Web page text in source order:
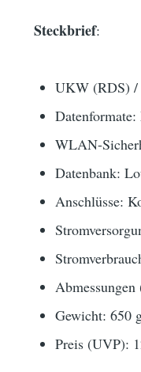
Steckbrief:
UKW (RDS) /
WLAN-
Datenbank:
Anschlüsse:
Gewicht: 650
Preis (UVP):